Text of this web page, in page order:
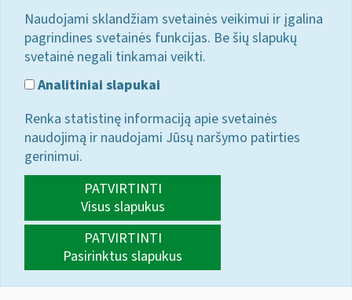
Naudojami sklandžiam svetainės veikimui ir įgalina
pagrindines svetainės funkcijas. Be šių slapukų
svetainė negali tinkamai veikti.
Analitiniai slapukai
Renka statistinę informaciją apie svetainės
naudojimą ir naudojami Jūsų naršymo patirties
gerinimui.
PATVIRTINTI
Visus slapukus
PATVIRTINTI
Pasirinktus slapukus